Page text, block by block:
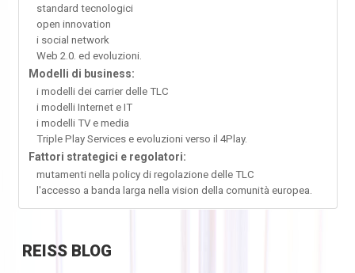
standard tecnologici
open innovation
i social network
Web 2.0. ed evoluzioni.
Modelli di business:
i modelli dei carrier delle TLC
i modelli Internet e IT
i modelli TV e media
Triple Play Services e evoluzioni verso il 4Play.
Fattori strategici e regolatori:
mutamenti nella policy di regolazione delle TLC
l'accesso a banda larga nella vision della comunità europea.
REISSBLOG